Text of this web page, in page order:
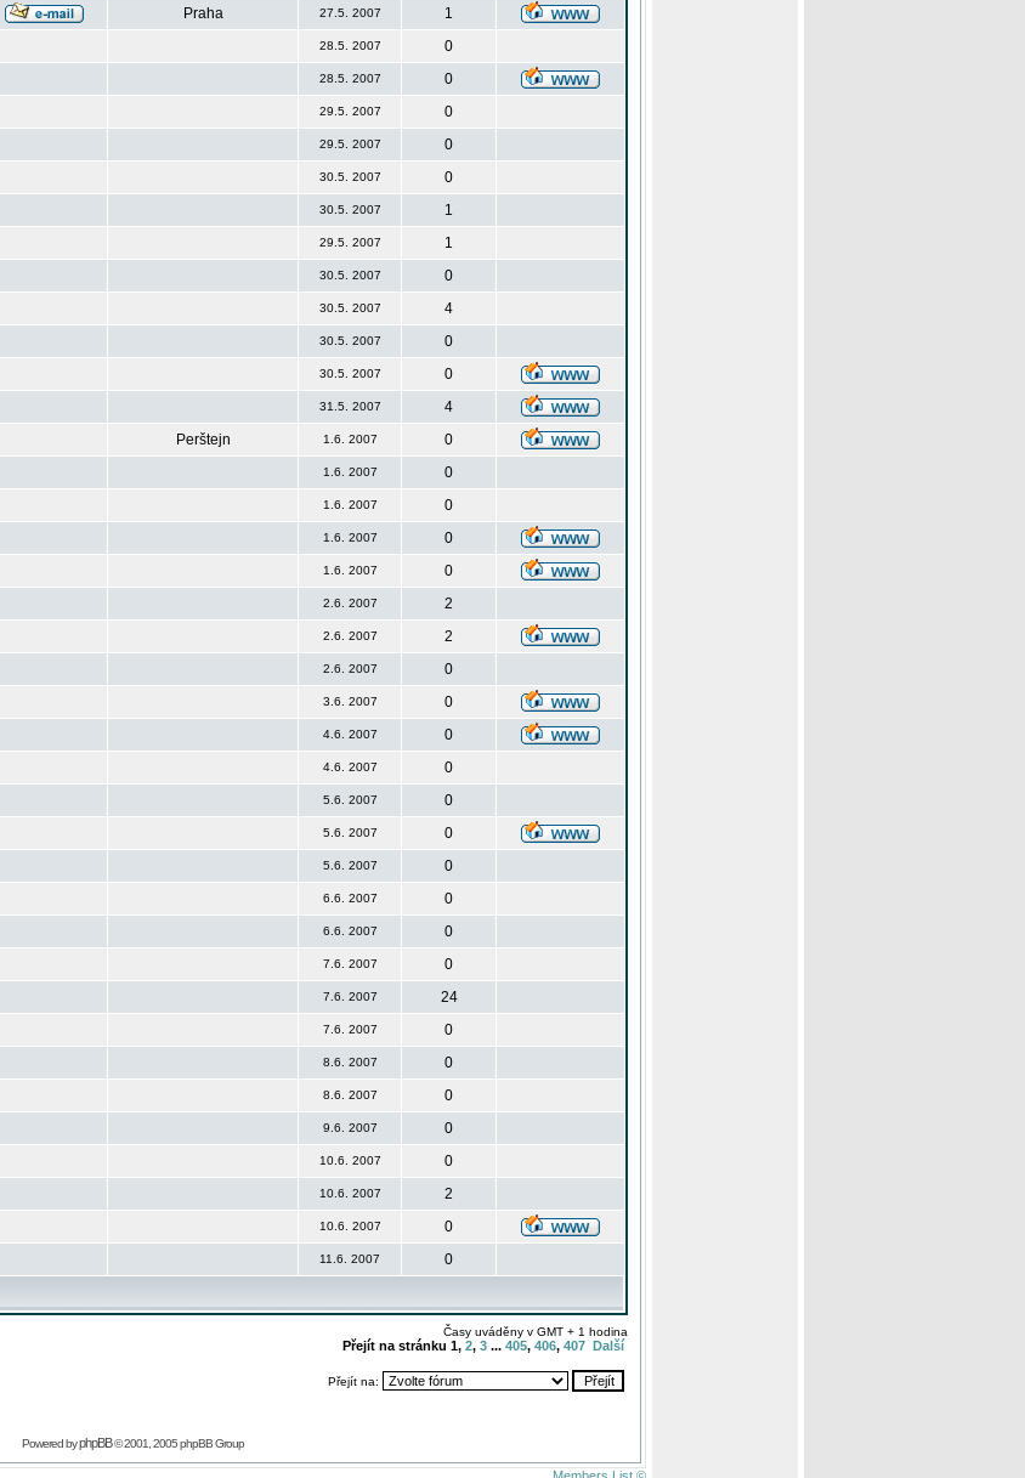
Praha 27.5. 2007
1
28.5. 2007
0
28.5. 2007
0
29.5. 2007
0
29.5. 2007
0
30.5. 2007
0
30.5. 2007
1
29.5. 2007
1
30.5. 2007
0
30.5. 2007
4
30.5. 2007
0
30.5. 2007
0
31.5. 2007
4
Perštejn 1.6. 2007
0
1.6. 2007
0
1.6. 2007
0
1.6. 2007
0
1.6. 2007
0
2.6. 2007
2
2.6. 2007
2
2.6. 2007
0
3.6. 2007
0
4.6. 2007
0
4.6. 2007
0
5.6. 2007
0
5.6. 2007
0
5.6. 2007
0
6.6. 2007
0
6.6. 2007
0
7.6. 2007
0
7.6. 2007
24
7.6. 2007
0
8.6. 2007
0
8.6. 2007
0
9.6. 2007
0
10.6. 2007
0
10.6. 2007
2
10.6. 2007
0
11.6. 2007 0
Časy uváděny v GMT + 1 hodina
Přejít na stránku 1, 2, 3 ... 405, 406, 407 Další
Přejít na:
Powered byphpBB© 2001, 2005 phpBB Group